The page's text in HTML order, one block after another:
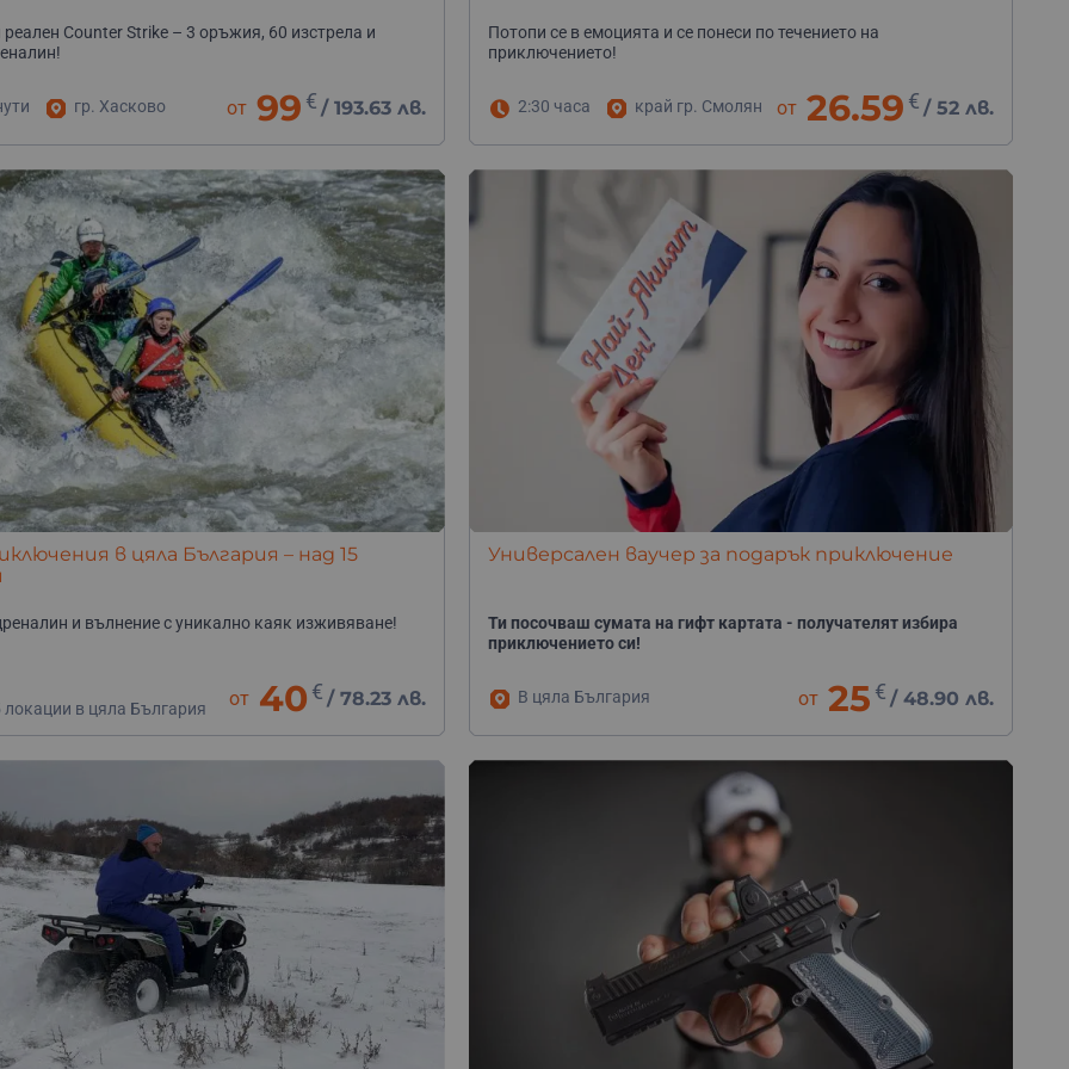
Counter Strike – 3 оръжия, 60 изстрела и
гр. Хасково от 99 € /193.63 лв.
Потопи се в емоцията и се понеси по течението на
приключението!
2:30 часа край гр. Смолян от 26.59 € / 52 лв.
в цяла България – над 15
и вълнение с уникално каяк изживяване!
локации в цяла България
от 40 € /78.23 лв.
Универсален ваучер за подарък приключение
Ти посочваш сумата на гифт картата - получателят избира
приключението си!
В цяла България от 25 € / 48.90 лв.